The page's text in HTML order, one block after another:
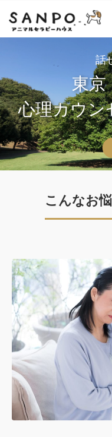
話
東京
心理カウン
こんなお